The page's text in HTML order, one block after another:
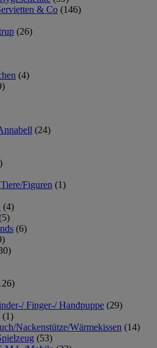
& Co (146)
(26)
(4)
(24)
Figuren (1)
(4)
(6)
Finger-/ Handpuppe (29)
(1)
Nackenstütze/Wärmekissen (14)
(53)